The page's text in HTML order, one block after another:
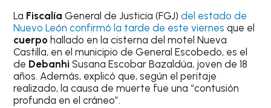
La Fiscalía General de Justicia (FGJ)del estado de
Nuevo León confirmó la tarde de este viernes que el
cuerpo hallado en la cisterna del motel Nueva
Castilla, en el municipio de General Escobedo, es el
de Debanhi Susana Escobar Bazaldúa, joven de 18
años. Además, explicó que, según el peritaje
realizado, la causa de muerte fue una “contusión
profunda en el cráneo”.